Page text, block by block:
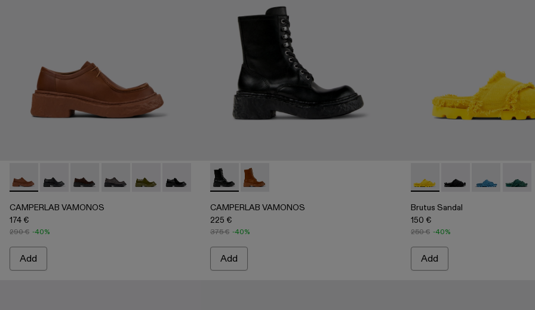
CAMPERLAB VAMONOS - A500019-012 - Brown Leather Lace-Up Shoes
CAMPERLAB VAMONOS - A500019-011
CAMPERLAB VAMONOS - A500019-007
CAMPERLAB VAMONOS - A500019-005
CAMPERLAB VAMONOS - A500019-003
CAMPERLAB VAMONOS - A500019-001
CAMPERLAB VAMONOS
174 €
290 € -40%
Add
CAMPERLAB VAMONOS - A700026-001 - Black Leather Medium Boots
CAMPERLAB VAMONOS - A700026-002
CAMPERLAB VAMONOS
225 €
375 € -40%
Add
Brutus Sandal - A500001-003
Brutus Sandal -
Brutus Sandal
Brutus
Brutus Sandal
150 €
250 € -40%
Add